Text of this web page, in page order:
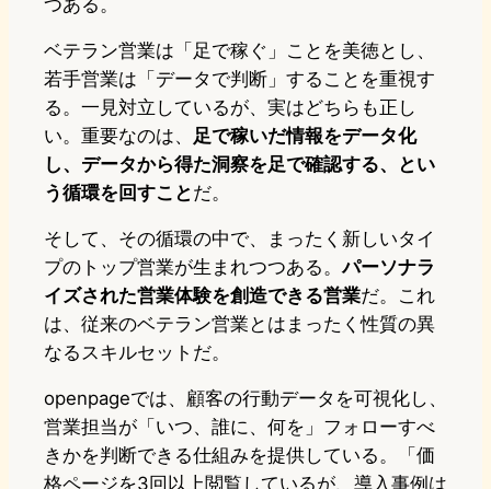
つある。
ベテラン営業は「足で稼ぐ」ことを美徳とし、
若手営業は「データで判断」することを重視す
る。一見対立しているが、実はどちらも正し
い。重要なのは、 足で稼いだ情報をデータ化
し、データから得た洞察を足で確認する、とい
う循環を回すことだ。
そして、その循環の中で、まったく新しいタイ
プのトップ営業が生まれつつある。パーソナラ
イズされた営業体験を創造できる営業だ。これ
は、従来のベテラン営業とはまったく性質の異
なるスキルセットだ。
openpageでは、顧客の行動データを可視化し、
営業担当が「いつ、誰に、何を」フォローすべ
きかを判断できる仕組みを提供している。「価
格ページを3回以上閲覧しているが、導入事例は